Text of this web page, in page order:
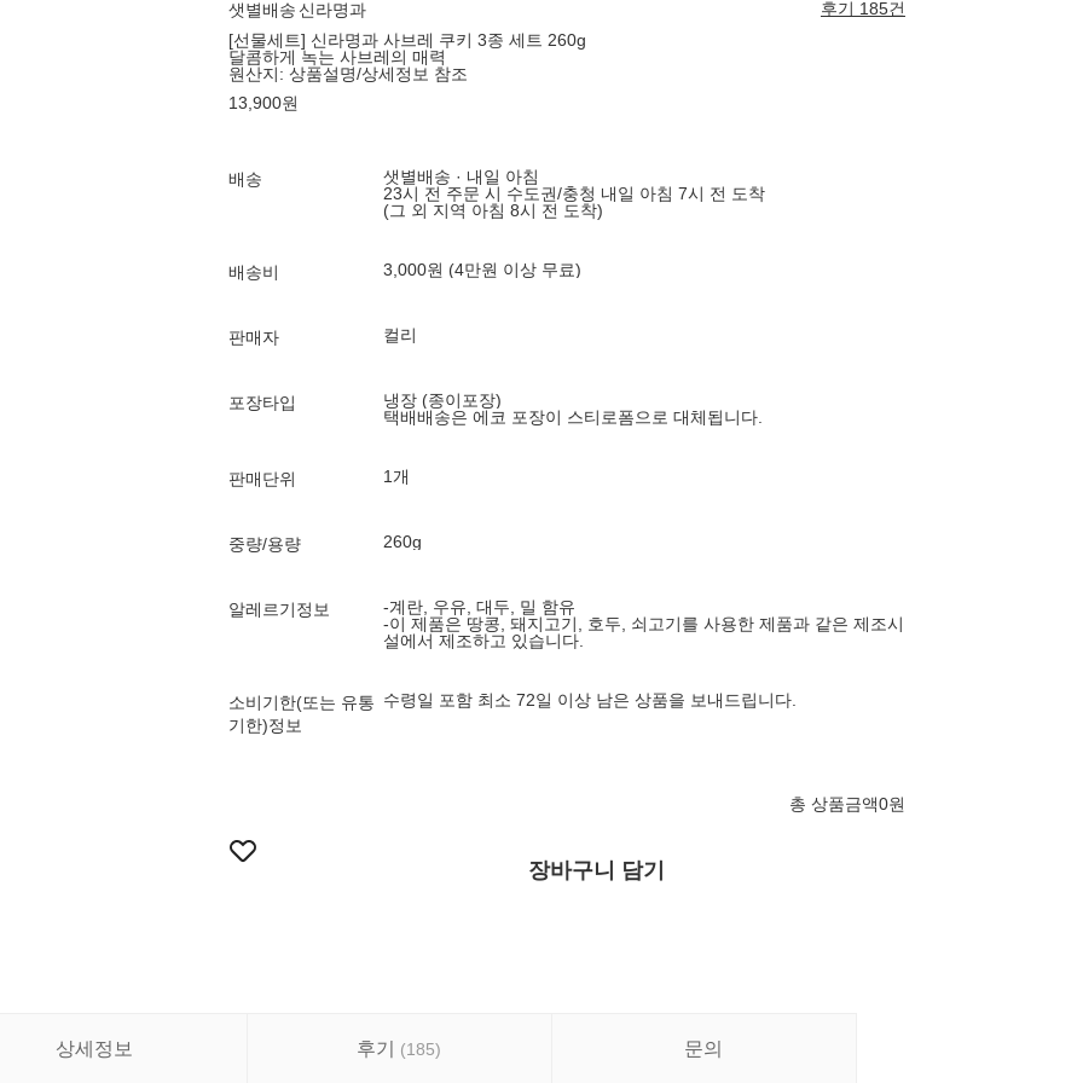
샛별배송 신라명과
후기 185건
[선물세트] 신라명과 사브레 쿠키 3종 세트 260g
달콤하게 녹는 사브레의 매력
원산지: 상품설명/상세정보 참조
13,900원
배송
샛별배송 · 내일 아침
23시 전 주문 시 수도권/충청 내일 아침 7시 전 도착
(그 외 지역 아침 8시 전 도착)
배송비 3,000원 (4만원 이상 무료)
판매자 컬리
포장타입
냉장 (종이포장)
택배배송은 에코 포장이 스티로폼으로 대체됩니다.
판매단위 1개
중량/용량 260g
알레르기정보
-계란, 우유, 대두, 밀 함유
-이 제품은 땅콩, 돼지고기, 호두, 쇠고기를 사용한 제품과 같은 제조시
설에서 제조하고 있습니다.
소비기한(또는 유통
기한)정보
수령일 포함 최소 72일 이상 남은 상품을 보내드립니다.
총 상품금액0원
장바구니 담기
상세정보 후기 (185) 문의